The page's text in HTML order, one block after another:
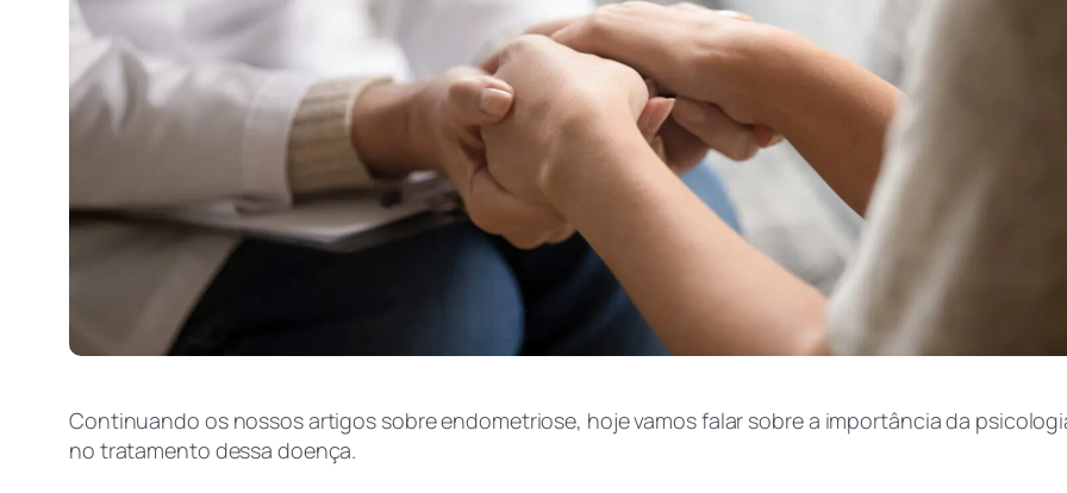
Continuando os nossos artigos sobre endometriose, hoje vamos falar sobre a importância da
no tratamento dessa doença.